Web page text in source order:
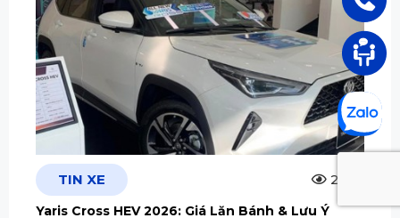
TIN XE 2.5m
Yaris Cross HEV 2026: Giá Lăn Bánh & Lưu Ý